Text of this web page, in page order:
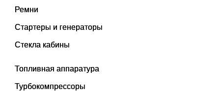
Ремни
Стартеры и генераторы
Стекла кабины
Топливная аппаратура
Турбокомпрессоры